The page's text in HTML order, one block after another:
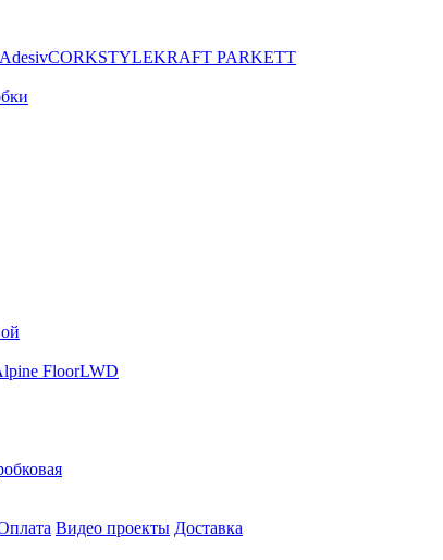
AdesivCORKSTYLEKRAFT PARKETT
FloorLWD
Видео проекты Доставка